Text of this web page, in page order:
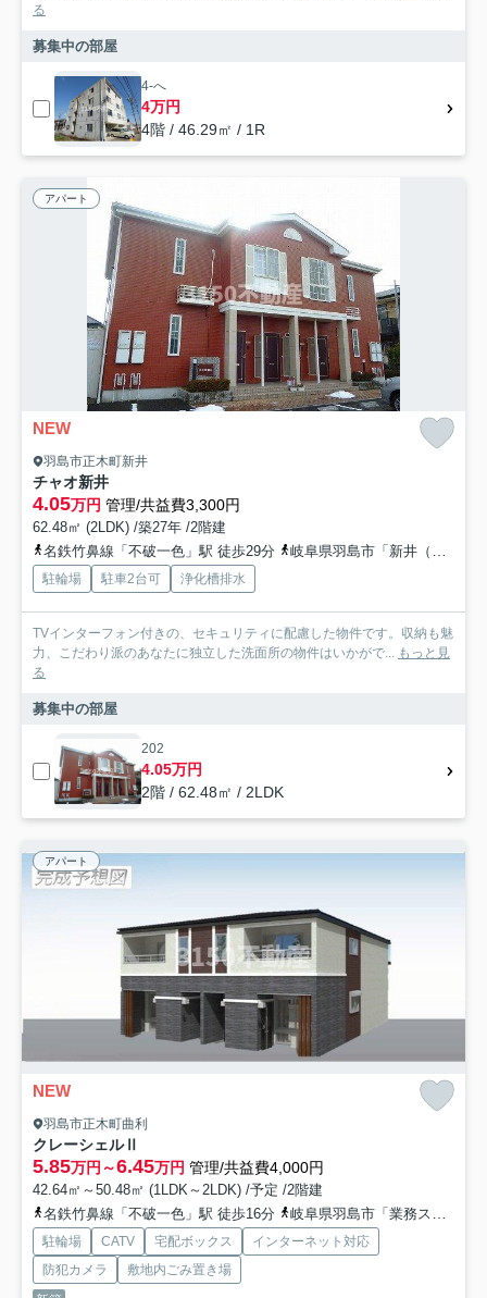
る
募集中の部屋
4-へ
4万円
4階 / 46.29㎡ / 1R
アパート
NEW
羽島市正木町新井
チャオ新井
4.05万円 管理/共益費3,300円
62.48㎡ (2LDK) /築27年 /2階建
名鉄竹鼻線「不破一色」駅 徒歩29分
岐阜県羽島市「新井（岐阜県）」バス停下車 徒歩3分
駐輪場 駐車2台可 浄化槽排水
TVインターフォン付きの、セキュリティに配慮した物件です。収納も魅
力、こだわり派のあなたに独立した洗面所の物件はいかがで... もっと見
る
募集中の部屋
202
4.05万円
2階 / 62.48㎡ / 2LDK
アパート
NEW
羽島市正木町曲利
クレーシェルⅡ
5.85万円～6.45万円 管理/共益費4,000円
42.64㎡～50.48㎡ (1LDK～2LDK) /予定 /2階建
名鉄竹鼻線「不破一色」駅 徒歩16分
岐阜県羽島市「業務スーパー岐阜羽島店」バス停下車 徒歩9分
駐輪場 CATV 宅配ボックス
インターネット対応
防犯カメラ
敷地内ごみ置き場